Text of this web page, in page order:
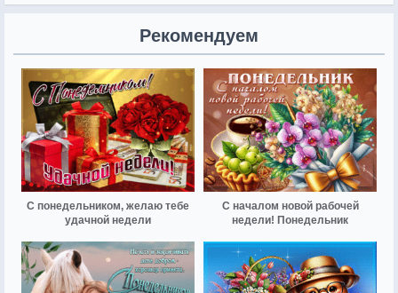
Рекомендуем
С понедельником, желаю тебе
удачной недели
С началом новой рабочей
недели! Понедельник